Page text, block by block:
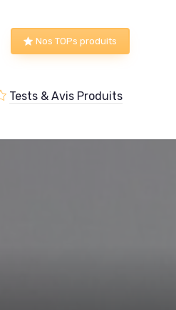
Nos TOPs produits
Tests & Avis Produits